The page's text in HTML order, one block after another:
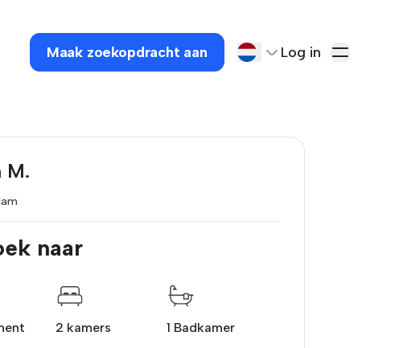
Maak zoekopdracht aan Log in
M.
naar
2 kamers 1 Badkamer